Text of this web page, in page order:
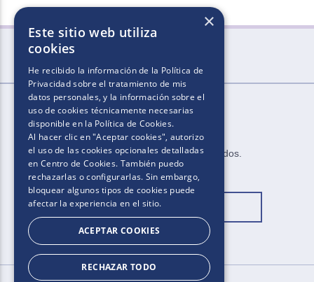
2025.​​ ​Todos los derechos reservados​.​
Cambiar ubicación
×
Este sitio web utiliza
cookies
He recibido la información de la Política de
Privacidadsobre el tratamiento de mis
datos personales, y la información sobre el
uso de cookies técnicamente necesarias
disponible en la Política de Cookies.
Al hacer clic en "Aceptar cookies", autorizo
el uso de las cookies opcionales detalladas
en Centro de Cookies. También puedo
rechazarlas o configurarlas. Sin embargo,
bloquear algunos tipos de cookies puede
afectar la experiencia en el sitio.
ACEPTAR COOKIES
RECHAZAR TODO